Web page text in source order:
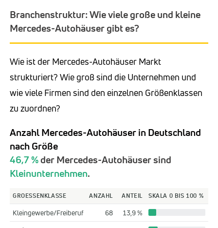
Branchenstruktur: Wie viele große und kleine
Mercedes-Autohäuser gibt es?
Wie ist der Mercedes-Autohäuser Markt
strukturiert? Wie groß sind die Unternehmen und
wie viele Firmen sind den einzelnen Größenklassen
zu zuordnen?
Anzahl Mercedes-Autohäuser in Deutschland
nach Größe
46,7 %der Mercedes-Autohäuser sind
Kleinunternehmen.
GROESSENKLASSE ANZAHL ANTEIL SKALA 0 BIS 100 %
Kleingewerbe/Freiberuf 68
13,9 %